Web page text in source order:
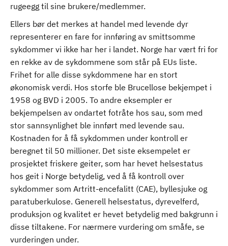
rugeegg til sine brukere/medlemmer.
Ellers bør det merkes at handel med levende dyr
representerer en fare for innføring av smittsomme
sykdommer vi ikke har her i landet. Norge har vært fri for
en rekke av de sykdommene som står på EUs liste.
Frihet for alle disse sykdommene har en stort
økonomisk verdi. Hos storfe ble Brucellose bekjempet i
1958 og BVD i 2005. To andre eksempler er
bekjempelsen av ondartet fotråte hos sau, som med
stor sannsynlighet ble innført med levende sau.
Kostnaden for å få sykdommen under kontroll er
beregnet til 50 millioner. Det siste eksempelet er
prosjektet friskere geiter, som har hevet helsestatus
hos geit i Norge betydelig, ved å få kontroll over
sykdommer som Artritt-encefalitt (CAE), byllesjuke og
paratuberkulose. Generell helsestatus, dyrevelferd,
produksjon og kvalitet er hevet betydelig med bakgrunn i
disse tiltakene. For nærmere vurdering om småfe, se
vurderingen under.